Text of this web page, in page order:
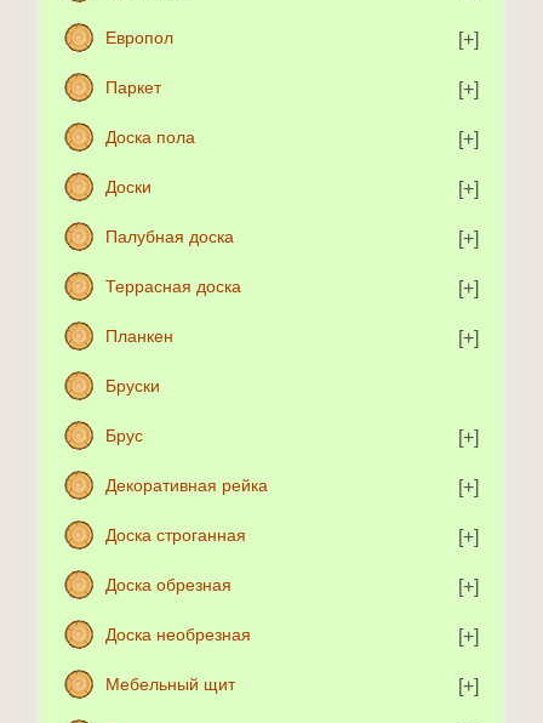
Европол
Паркет
Доска пола
Доски
Палубная доска
Террасная доска
Планкен
Бруски
Брус
Декоративная рейка
Доска строганная
Доска обрезная
Доска необрезная
Мебельный щит